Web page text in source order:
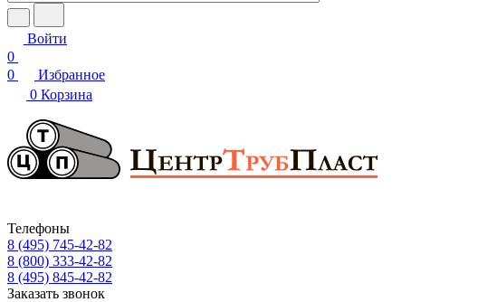
Войти
0
0
Избранное
0 Корзина
Телефоны
8 (495) 745-42-82
8 (800) 333-42-82
8 (495) 845-42-82
Заказать звонок